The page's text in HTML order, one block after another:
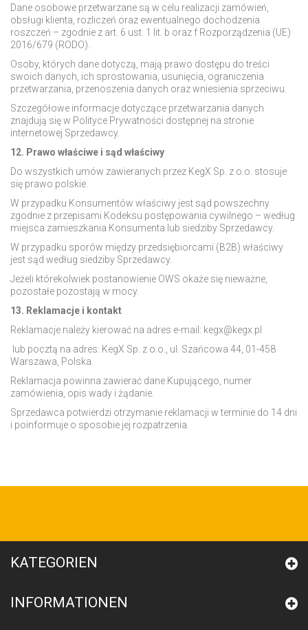
Dane osobowe przetwarzane są w celu realizacji zamówień,
obsługi klienta, rozliczeń oraz ewentualnego dochodzenia
roszczeń – zgodnie z art. 6 ust. 1 lit. b oraz f Rozporządzenia (UE)
2016/679 (RODO).
Osoby, których dane dotyczą, mają prawo dostępu do treści
swoich danych, ich sprostowania, usunięcia, ograniczenia
przetwarzania, przenoszenia danych oraz wniesienia sprzeciwu.
Szczegółowe informacje dotyczące przetwarzania danych
znajdują się w Polityce Prywatności dostępnej na stronie
internetowej Sprzedawcy.
12. Prawo właściwe i sąd właściwy
Do wszystkich umów zawieranych przez KegX Sp. z o.o. stosuje
się prawo polskie.
W przypadku Konsumentów właściwy jest sąd powszechny
zgodnie z przepisami Kodeksu postępowania cywilnego – według
miejsca zamieszkania Konsumenta lub siedziby Sprzedawcy.
W przypadku sporów między przedsiębiorcami (B2B) właściwy
jest sąd według siedziby Sprzedawcy.
Jeżeli którekolwiek postanowienie OWS okaże się nieważne,
pozostałe pozostają w mocy.
13. Reklamacje i kontakt
Reklamacje należy kierować na adres e-mail: kegx@kegx.pl
lub pocztą na adres: KegX Sp. z o.o., ul. Szańcowa 44, 01-458
Warszawa, Polska.
Reklamacja powinna zawierać dane Kupującego, numer
zamówienia, opis wady i żądanie.
Sprzedawca potwierdzi otrzymanie reklamacji w terminie do 14 dni
i poinformuje o sposobie jej rozpatrzenia.
KATEGORIEN
INFORMATIONEN